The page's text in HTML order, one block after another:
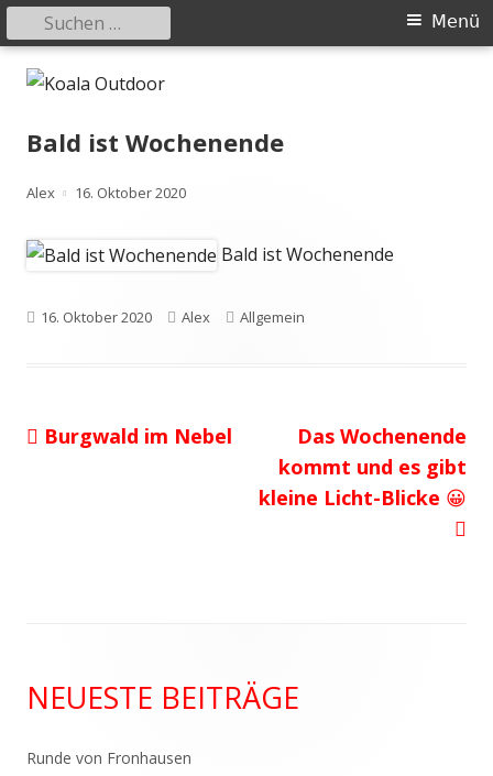
SpringeKoala Outdoor
Hier ist eine Übersicht meiner Wander- und Trekkingtouren
Primäres
Menü
Menü
Suchen
nach:
Bald ist Wochenende
Autor
Alex
Veröffentlicht
16. Oktober 2020
Bald ist Wochenende
Veröffentlicht
16. Oktober 2020 Autor
Alex Kategorien
Allgemein
Beitragsnavigation
Vorheriger
Burgwald im Nebel
Nächster
Beitrag
Das Wochenende
kommt und es gibt
kleine Licht-Blicke 😀
Seitenleiste
NEUESTE BEITRÄGE
Runde von Fronhausen